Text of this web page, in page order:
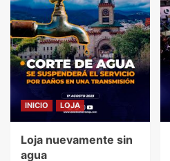
INICIO LOJA
Loja nuevamente sin
agua